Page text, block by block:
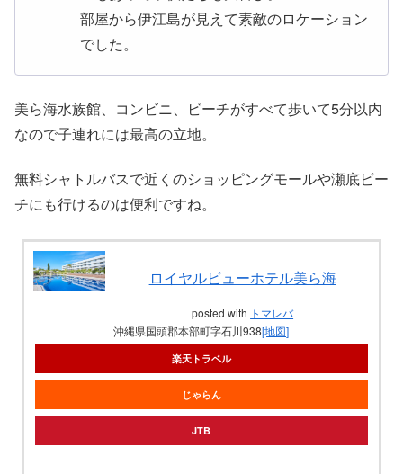
部屋から伊江島が見えて素敵のロケーション
でした。
美ら海水族館、コンビニ、ビーチがすべて歩いて5分以内
なので子連れには最高の立地。
無料シャトルバスで近くのショッピングモールや瀬底ビー
チにも行けるのは便利ですね。
ロイヤルビューホテル美ら海
posted with トマレバ
沖縄県国頭郡本部町字石川938[地図]
楽天トラベル
じゃらん
JTB